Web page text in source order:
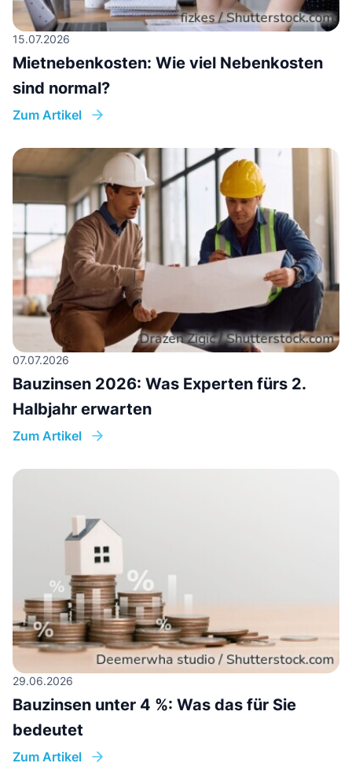
15.07.2026
Mietnebenkosten: Wie viel Nebenkosten
sind normal?
Zum Artikel
07.07.2026
Bauzinsen 2026: Was Experten fürs 2.
Halbjahr erwarten
Zum Artikel
29.06.2026
Bauzinsen unter 4 %: Was das für Sie
bedeutet
Zum Artikel